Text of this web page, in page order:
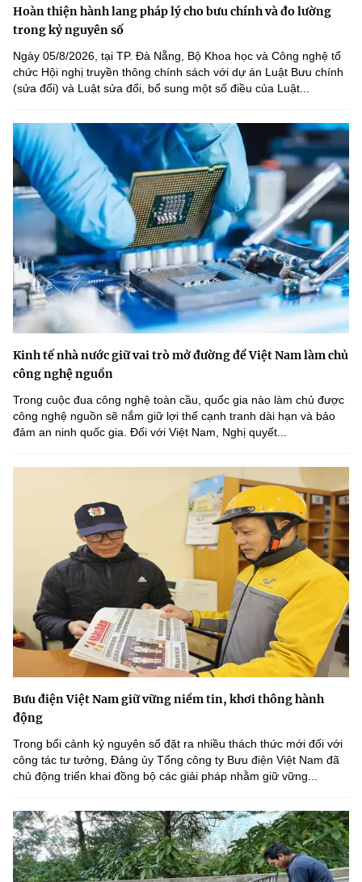
Hoàn thiện hành lang pháp lý cho bưu chính và đo lường
trong kỷ nguyên số
Ngày 05/8/2026, tại TP. Đà Nẵng, Bộ Khoa học và Công nghệ tổ
chức Hội nghị truyền thông chính sách với dự án Luật Bưu chính
(sửa đổi) và Luật sửa đổi, bổ sung một số điều của Luật...
Kinh tế nhà nước giữ vai trò mở đường để Việt Nam làm chủ
công nghệ nguồn
Trong cuộc đua công nghệ toàn cầu, quốc gia nào làm chủ được
công nghệ nguồn sẽ nắm giữ lợi thế cạnh tranh dài hạn và bảo
đảm an ninh quốc gia. Đối với Việt Nam, Nghị quyết...
Bưu điện Việt Nam giữ vững niềm tin, khơi thông hành
động
Trong bối cảnh kỷ nguyên số đặt ra nhiều thách thức mới đối với
công tác tư tưởng, Đảng ủy Tổng công ty Bưu điện Việt Nam đã
chủ động triển khai đồng bộ các giải pháp nhằm giữ vững...